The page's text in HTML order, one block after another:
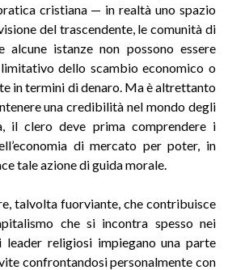
cristiana — in realtà uno spazio
del trascendente, le comunità di
alcune istanze non possono essere
dello scambio economico o
in termini di denaro. Ma è altrettanto
una credibilità nel mondo degli
il clero deve prima comprendere i
di mercato per poter, in
tale azione di guida morale.
talvolta fuorviante, che contribuisce
che si incontra spesso nei
religiosi impiegano una parte
confrontandosi personalmente con